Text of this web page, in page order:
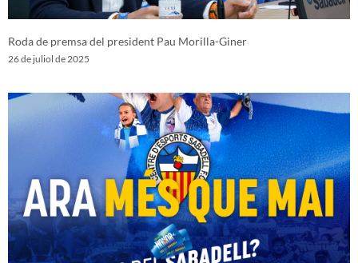
Roda de premsa del president Pau Morilla-Giner
26 de juliol de 2025